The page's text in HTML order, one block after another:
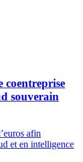
coentreprise
souverain
afin
et en intelligence